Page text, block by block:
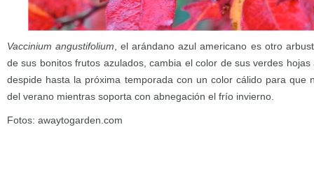
Vaccinium angustifolium , el arándano azul americano es otro
de sus bonitos frutos azulados, cambia el color de sus verdes
despide hasta la próxima temporada con un color cálido para que
del verano mientras soporta con abnegación el frío invierno.
Fotos: awaytogarden.com